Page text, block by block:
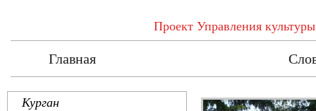
Проект Управления
Главная
Курган